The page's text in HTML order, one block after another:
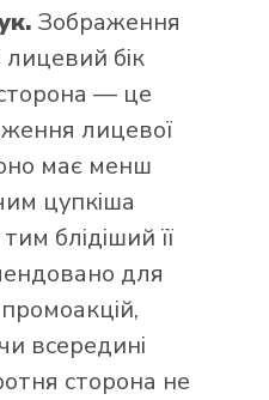
Зображення
бік
— це
лицевої
має менш
цупкіша
блідіший її
для
всередині
сторона не